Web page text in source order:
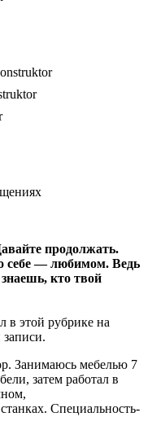
продолжать.
себе — любимом. Ведь
знаешь, кто твой
в этой рубрике на
Занимаюсь мебелью 7
затем работал в
Специальность-